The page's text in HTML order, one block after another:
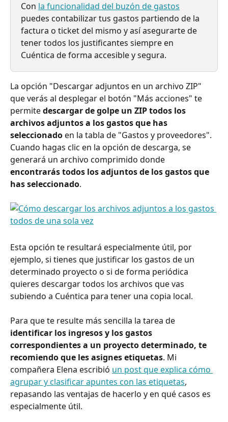
Con la funcionalidad del buzón de gastos
puedes contabilizar tus gastos partiendo de la
factura o ticket del mismo y así asegurarte de
tener todos los justificantes siempre en
Cuéntica de forma accesible y segura.
La opción "Descargar adjuntos en un archivo ZIP"
que verás al desplegar el botón "Más acciones" te
permite descargar de golpe un ZIP todos los
archivos adjuntos a los gastos que has
seleccionado en la tabla de "Gastos y proveedores".
Cuando hagas clic en la opción de descarga, se
generará un archivo comprimido donde
encontrarás todos los adjuntos de los gastos que
has seleccionado.
Esta opción te resultará especialmente útil, por
ejemplo, si tienes que justificar los gastos de un
determinado proyecto o si de forma periódica
quieres descargar todos los archivos que vas
subiendo a Cuéntica para tener una copia local.
Para que te resulte más sencilla la tarea de
identificar los ingresos y los gastos
correspondientes a un proyecto determinado, te
recomiendo que les asignes etiquetas. Mi
compañera Elena escribió un post que explica cómo
agrupar y clasificar apuntes con las etiquetas,
repasando las ventajas de hacerlo y en qué casos es
especialmente útil.